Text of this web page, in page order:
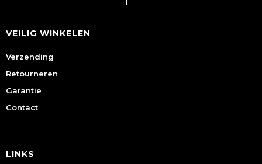
VEILIG WINKELEN
Verzending
Retourneren
Garantie
Contact
LINKS